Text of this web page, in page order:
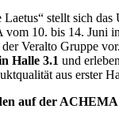
stellt sich das
10. bis 14. Juni
Veralto Gruppe
Halle 3.1 und
aus erster
auf der